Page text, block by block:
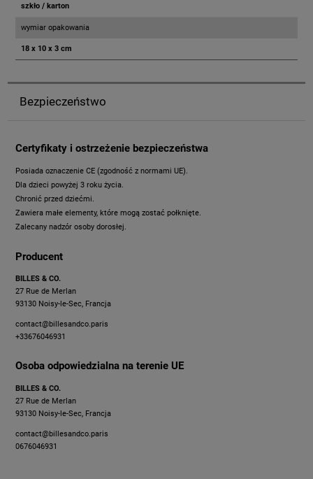
szkło / karton
wymiar opakowania
18 x 10 x 3 cm
Bezpieczeństwo
Certyfikaty i ostrzeżenie bezpieczeństwa
Posiada oznaczenie CE (zgodność z normami UE).
Dla dzieci powyżej 3 roku życia.
Chronić przed dziećmi.
Zawiera małe elementy, które mogą zostać połknięte.
Zalecany nadzór osoby dorosłej.
Producent
BILLES & CO.
27 Rue de Merlan
93130 Noisy-le-Sec, Francja
contact@billesandco.paris
+33676046931
Osoba odpowiedzialna na terenie UE
BILLES & CO.
27 Rue de Merlan
93130 Noisy-le-Sec, Francja
contact@billesandco.paris
0676046931